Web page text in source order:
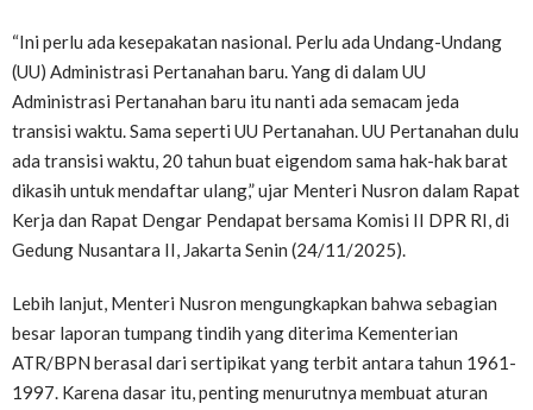
“Ini perlu ada kesepakatan nasional. Perlu ada Undang-Undang
(UU) Administrasi Pertanahan baru. Yang di dalam UU
Administrasi Pertanahan baru itu nanti ada semacam jeda
transisi waktu. Sama seperti UU Pertanahan. UU Pertanahan dulu
ada transisi waktu, 20 tahun buat eigendom sama hak-hak barat
dikasih untuk mendaftar ulang,” ujar Menteri Nusron dalam Rapat
Kerja dan Rapat Dengar Pendapat bersama Komisi II DPR RI, di
Gedung Nusantara II, Jakarta Senin (24/11/2025).
Lebih lanjut, Menteri Nusron mengungkapkan bahwa sebagian
besar laporan tumpang tindih yang diterima Kementerian
ATR/BPN berasal dari sertipikat yang terbit antara tahun 1961-
1997. Karena dasar itu, penting menurutnya membuat aturan